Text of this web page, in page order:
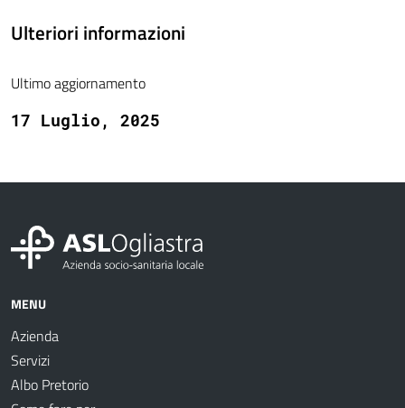
Ulteriori informazioni
Ultimo aggiornamento
17 Luglio, 2025
MENU
Azienda
Servizi
Albo Pretorio